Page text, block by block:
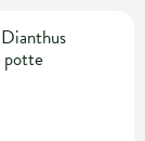
potte